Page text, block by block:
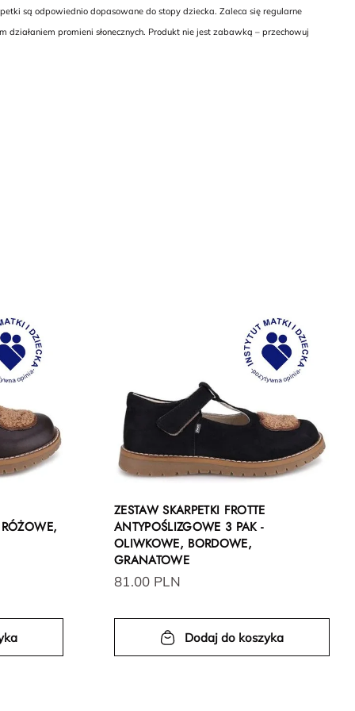
są odpowiednio dopasowane do stopy dziecka. Zaleca się regularne
promieni słonecznych. Produkt nie jest zabawką – przechowuj
ZESTAW SKARPETKI FROTTE
ANTYPOŚLIZGOWE 3 PAK -
OLIWKOWE, BORDOWE,
GRANATOWE
81.00 PLN
Dodaj do koszyka